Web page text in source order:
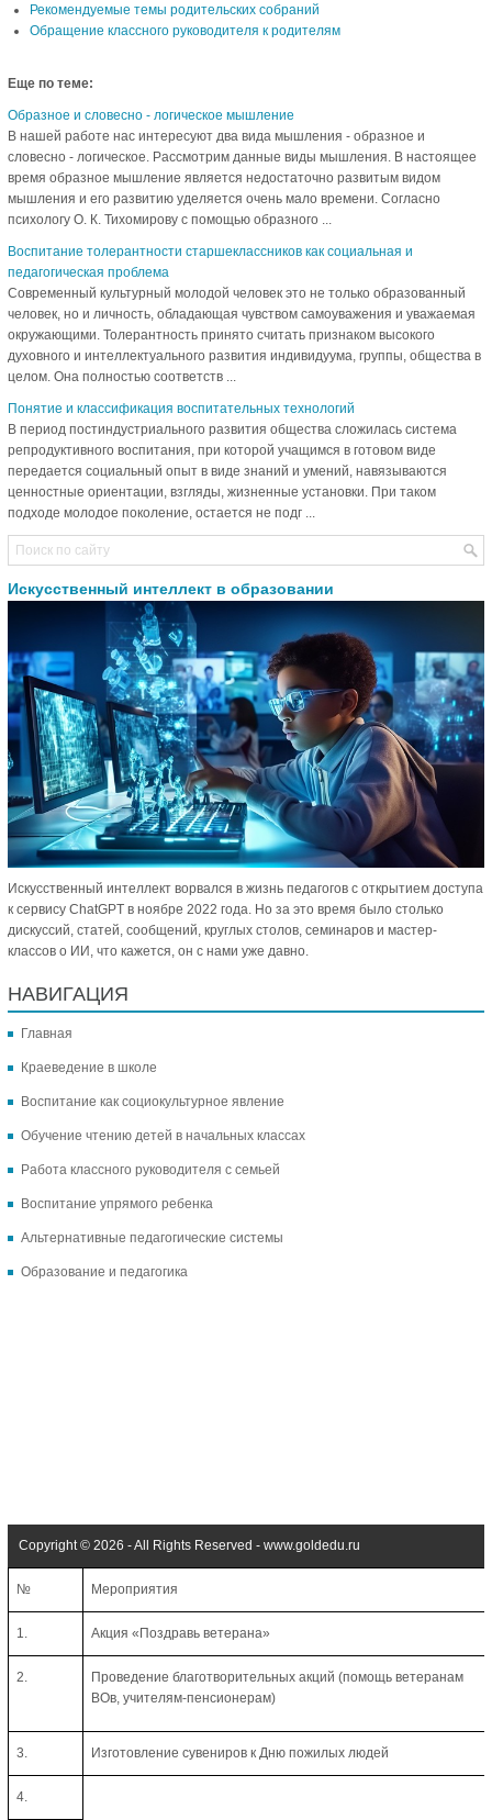
Рекомендуемые темы родительских собраний
Обращение классного руководителя к родителям
Еще по теме:
Образное и словесно - логическое мышление
В нашей работе нас интересуют два вида мышления - образное и
словесно - логическое. Рассмотрим данные виды мышления. В настоящее
время образное мышление является недостаточно развитым видом
мышления и его развитию уделяется очень мало времени. Согласно
психологу О. К. Тихомирову с помощью образного ...
Воспитание толерантности старшеклассников как социальная и
педагогическая проблема
Современный культурный молодой человек это не только образованный
человек, но и личность, обладающая чувством самоуважения и уважаемая
окружающими. Толерантность принято считать признаком высокого
духовного и интеллектуального развития индивидуума, группы, общества в
целом. Она полностью соответств ...
Понятие и классификация воспитательных технологий
В период постиндустриального развития общества сложилась система
репродуктивного воспитания, при которой учащимся в готовом виде
передается социальный опыт в виде знаний и умений, навязываются
ценностные ориентации, взгляды, жизненные установки. При таком
подходе молодое поколение, остается не подг ...
Искусственный интеллект в образовании
Искусственный интеллект ворвался в жизнь педагогов с открытием доступа
к сервису ChatGPT в ноябре 2022 года. Но за это время было столько
дискуссий, статей, сообщений, круглых столов, семинаров и мастер-
классов о ИИ, что кажется, он с нами уже давно.
НАВИГАЦИЯ
Главная
Краеведение в школе
Воспитание как социокультурное явление
Обучение чтению детей в начальных классах
Работа классного руководителя с семьей
Воспитание упрямого ребенка
Альтернативные педагогические системы
Образование и педагогика
Copyright © 2026 - All Rights Reserved - www.goldedu.ru
№ Мероприятия
1. Акция «Поздравь ветерана»
2.
Проведение благотворительных акций (помощь ветеранам
ВОв, учителям-пенсионерам)
3. Изготовление сувениров к Дню пожилых людей
4.